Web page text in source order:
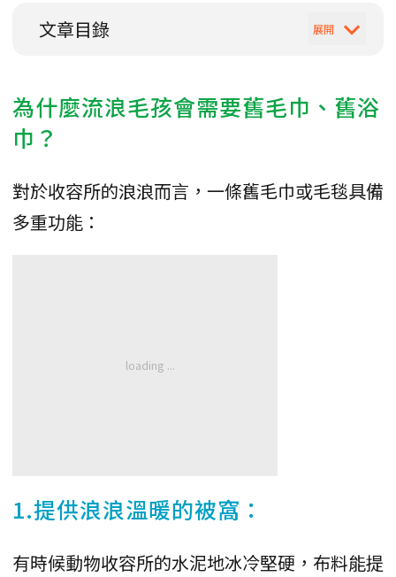
文章目錄
為什麼流浪毛孩會需要舊毛巾、舊浴
巾？
對於收容所的浪浪而言，一條舊毛巾或毛毯具備
多重功能：
1.提供浪浪溫暖的被窩：
有時候動物收容所的水泥地冰冷堅硬，布料能提